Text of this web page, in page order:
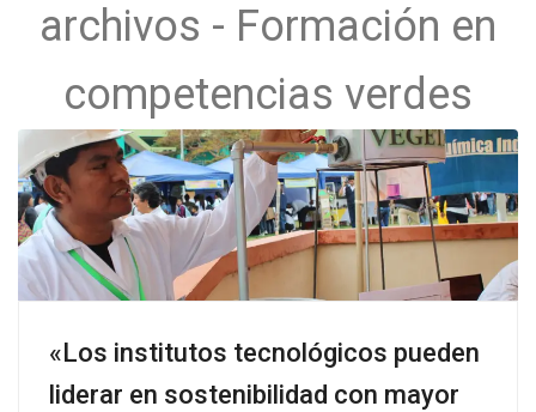
archivos - Formación en
competencias verdes
«Los institutos tecnológicos pueden
liderar en sostenibilidad con mayor